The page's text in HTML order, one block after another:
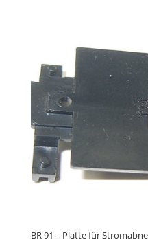
BR 91 – Platte für